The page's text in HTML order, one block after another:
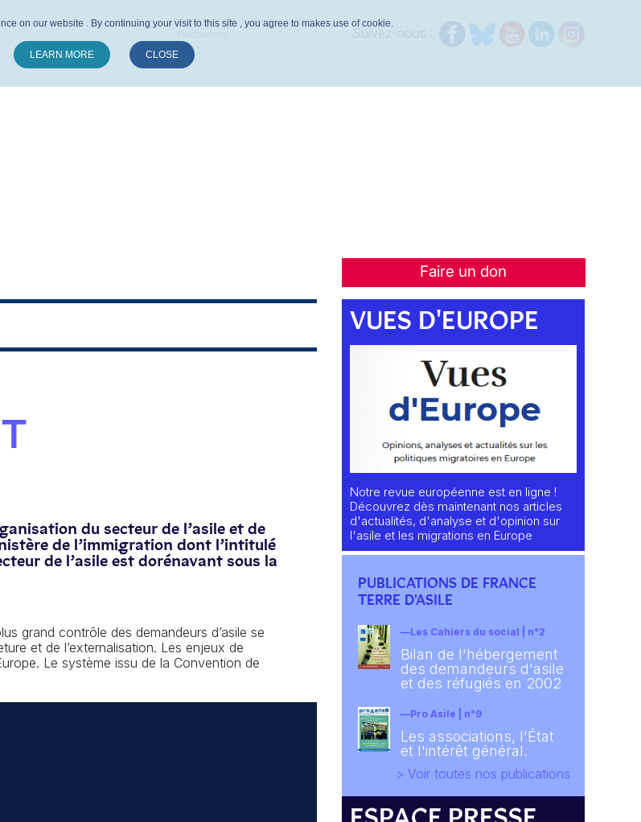
Faire un don
du secteur de l’asile et de
de l’immigration dont l’intitulé
de l’asile est dorénavant sous la
grand contrôle des demandeurs d’asile se
et de l’externalisation. Les enjeux de
Le système issu de la Convention de
VUES D'EUROPE
Notre revue européenne est en ligne !
Découvrez dès maintenant nos articles
d'actualités, d'analyse et d'opinion sur
l'asile et les migrations en Europe
PUBLICATIONS DE FRANCE
TERRE D'ASILE
Les Cahiers du social | n°2
Bilan de l'hébergement
des demandeurs d'asile
et des réfugiés en 2002
Pro Asile | n°9
Les associations, l'État
et l'intérêt général.
> Voir toutes nos publications
on our website . By continuing your visit to this site , you agree to makes use of cookie.
LEARN MORE CLOSE